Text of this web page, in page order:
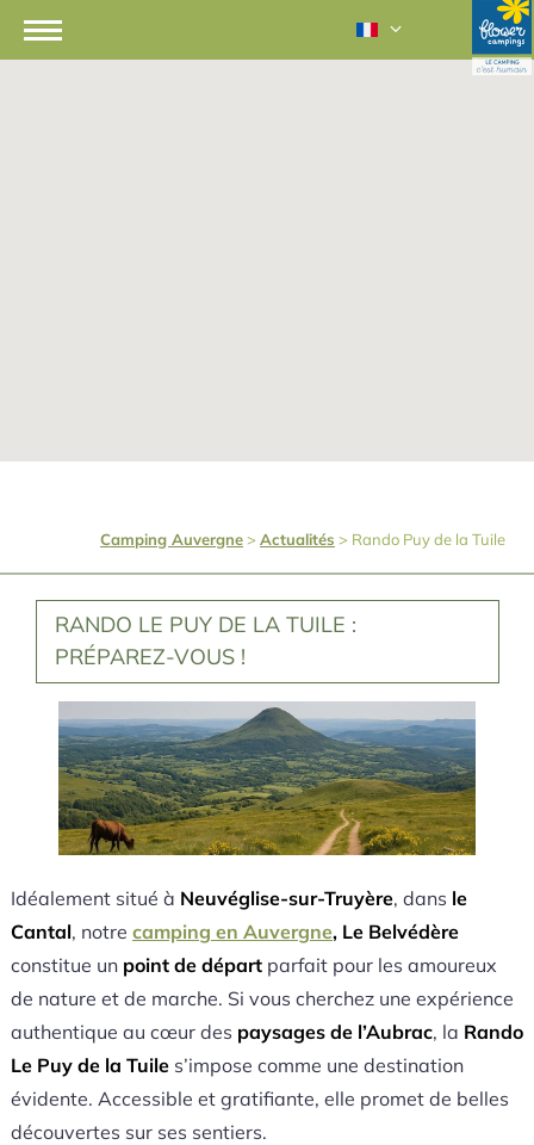
Camping Auvergne> Actualités > Rando Puy de la Tuile
RANDO LE PUY DE LA TUILE :
PRÉPAREZ-VOUS !
Idéalement situé à Neuvéglise-sur-Truyère, dans le
Cantal, notre camping en Auvergne, Le Belvédère
constitue unpoint de départparfait pour les amoureux
de nature et de marche. Si vous cherchez une expérience
authentique au cœur des paysages de l’Aubrac, la Rando
Le Puy de la Tuiles’impose comme une destination
évidente. Accessible et gratifiante, elle promet de belles
découvertes sur ses sentiers.